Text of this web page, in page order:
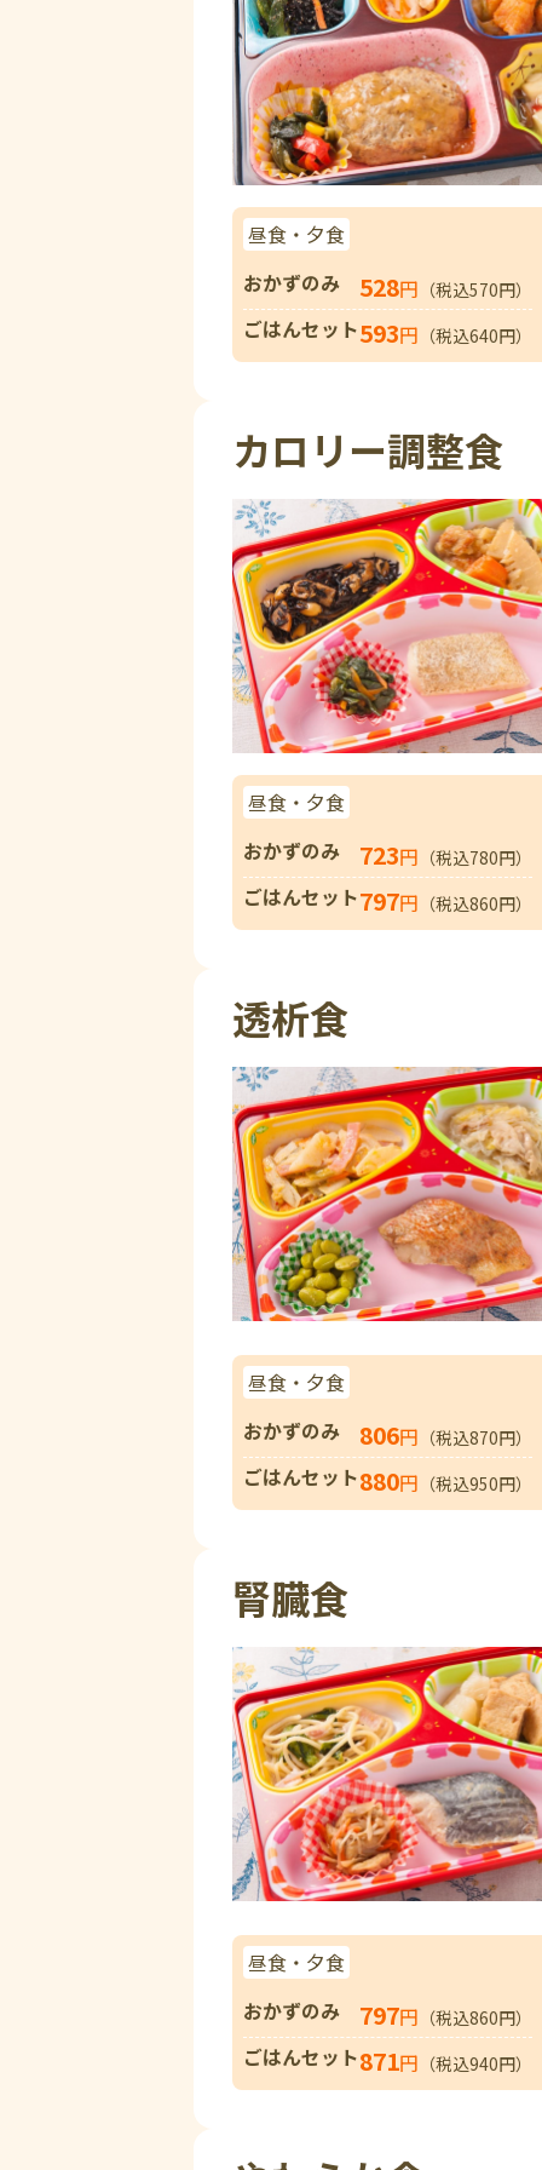
昼食・夕食
おかずのみ
528円 （税込570円）
ごはんセット593円 （税込640円）
カロリー調整食
昼食・夕食
おかずのみ
723円 （税込780円）
ごはんセット797円 （税込860円）
透析食
昼食・夕食
おかずのみ
806円 （税込870円）
ごはんセット880円 （税込950円）
腎臓食
昼食・夕食
おかずのみ
797円 （税込860円）
ごはんセット871円 （税込940円）